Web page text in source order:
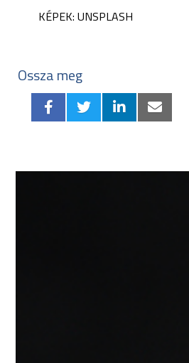
KÉPEK: UNSPLASH
Ossza meg